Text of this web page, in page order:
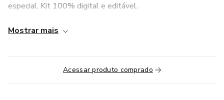
especial. Kit 100% digital e editável.
Você terá acesso a:
💗Posts para o Feed
💗Posts para o Story
Mostrar mais
Acessar produto comprado